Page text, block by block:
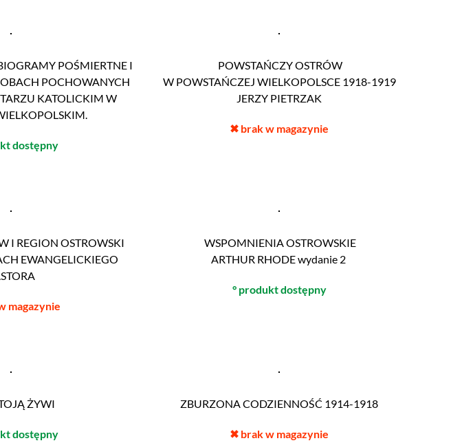
POŚMIERTNE I
POCHOWANYCH
KATOLICKIM W
dostępny
POWSTAŃCZY OSTRÓW
W POWSTAŃCZEJ WIELKOPOLSCE 1918-1919
JERZY PIETRZAK
✖ brak w magazynie
I REGION OSTROWSKI
EWANGELICKIEGO
magazynie
WSPOMNIENIA OSTROWSKIE
ARTHUR RHODE wydanie 2
° produkt dostępny
ŻYWI
dostępny
ZBURZONA CODZIENNOŚĆ 1914-1918
✖ brak w magazynie